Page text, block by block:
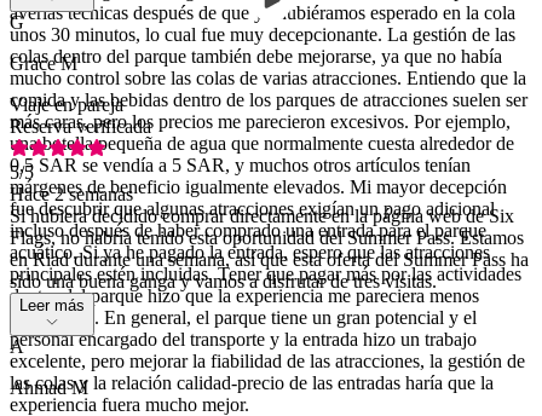
averías técnicas después de que ya hubiéramos esperado en la cola
unos 30 minutos, lo cual fue muy decepcionante. La gestión de las
colas dentro del parque también debe mejorarse, ya que no había
mucho control sobre las colas de varias atracciones. Entiendo que la
comida y las bebidas dentro de los parques de atracciones suelen ser
más caras, pero los precios me parecieron excesivos. Por ejemplo,
una botella pequeña de agua que normalmente cuesta alrededor de
0,5 SAR se vendía a 5 SAR, y muchos otros artículos tenían
márgenes de beneficio igualmente elevados. Mi mayor decepción
fue descubrir que algunas atracciones exigían un pago adicional
incluso después de haber comprado una entrada para el parque
acuático. Si ya he pagado la entrada, espero que las atracciones
principales estén incluidas. Tener que pagar más por las actividades
dentro del parque hizo que la experiencia me pareciera menos
gratificante. En general, el parque tiene un gran potencial y el
personal encargado del transporte y la entrada hizo un trabajo
excelente, pero mejorar la fiabilidad de las atracciones, la gestión de
las colas y la relación calidad-precio de las entradas haría que la
experiencia fuera mucho mejor.
G
Grace M
Viaje en pareja
Reserva verificada
5/5
Hace 2 semanas
Si hubiera decidido comprar directamente en la página web de Six
Flags, no habría tenido esta oportunidad del Summer Pass. Estamos
en Riad durante una semana, así que esta oferta del Summer Pass ha
sido una buena ganga y vamos a disfrutar de tres visitas.
Leer más
A
Ahmad M